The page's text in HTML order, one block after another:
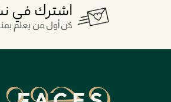
اشترك في
كن أول من يعلم